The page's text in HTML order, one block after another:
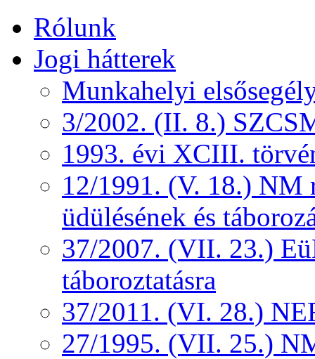
Rólunk
Jogi hátterek
Munkahelyi
3/2002. (II. 8.)
1993. évi XCIII.
12/1991. (V. 18.) NM
üdülésének és
37/2007. (VII. 23.)
táboroztatásra
37/2011. (VI. 28.)
27/1995. (VII. 25.)